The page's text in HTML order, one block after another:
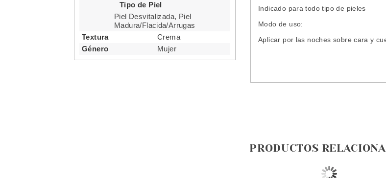
Tipo de Piel
Piel Desvitalizada, Piel
Madura/Flacida/Arrugas
Textura
Crema
Género
Mujer
Indicado para todo tipo de pieles
Modo de uso:
Aplicar por las noches sobre cara y
PRODUCTOS